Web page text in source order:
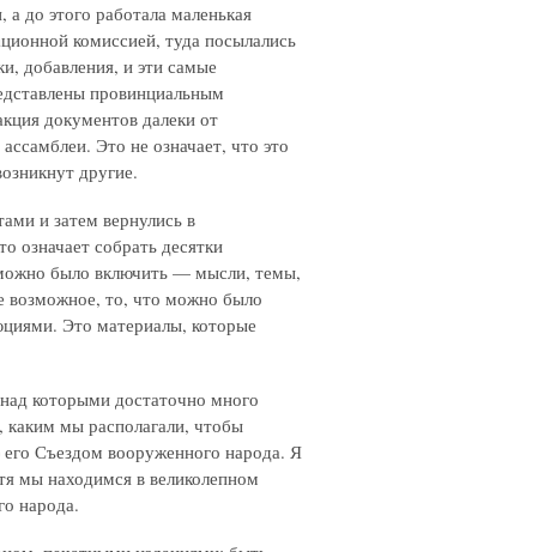
до этого работала маленькая
комиссией, туда посылались
добавления, и эти самые
провинциальным
документов далеки от
Это не означает, что это
другие.
и затем вернулись в
означает собрать десятки
было включить — мысли, темы,
возможное, то, что можно было
Это материалы, которые
которыми достаточно много
каким мы располагали, чтобы
Съездом вооруженного народа. Я
мы находимся в великолепном
народа.